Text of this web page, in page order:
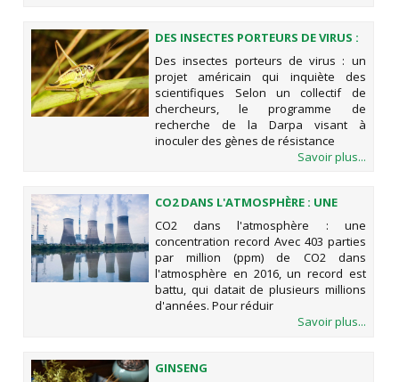
DES INSECTES PORTEURS DE VIRUS :
UN PROJET AMÉRICAIN QUI
INQUIÈTE DES SCIENTIFIQUES
Des insectes porteurs de virus : un
projet américain qui inquiète des
scientifiques Selon un collectif de
chercheurs, le programme de
recherche de la Darpa visant à
inoculer des gènes de résistance
Savoir plus...
CO2 DANS L'ATMOSPHÈRE : UNE
CONCENTRATION RECORD
CO2 dans l'atmosphère : une
concentration record Avec 403 parties
par million (ppm) de CO2 dans
l'atmosphère en 2016, un record est
battu, qui datait de plusieurs millions
d'années. Pour réduir
Savoir plus...
GINSENG